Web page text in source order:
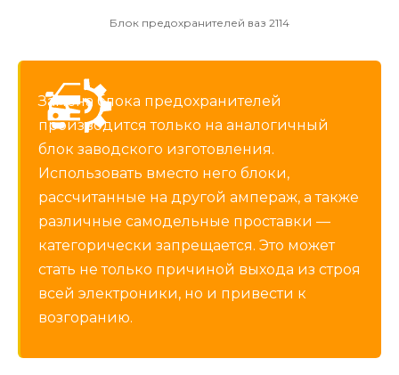
Блок предохранителей ваз 2114
Замена блока предохранителей
производится только на аналогичный
блок заводского изготовления.
Использовать вместо него блоки,
рассчитанные на другой ампераж, а также
различные самодельные проставки —
категорически запрещается. Это может
стать не только причиной выхода из строя
всей электроники, но и привести к
возгоранию.